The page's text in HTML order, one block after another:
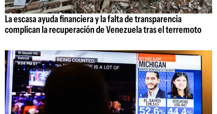
La escasa ayuda financiera y la falta de transparencia
complican la recuperación de Venezuela tras el terremoto